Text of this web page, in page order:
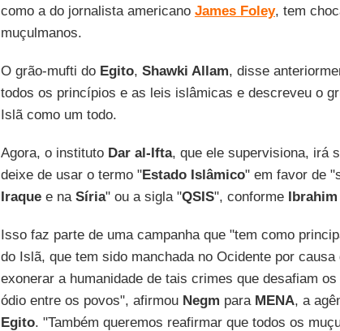
como a do jornalista americano James Foley, tem
muçulmanos.
O grão-mufti do Egito, Shawki Allam, disse
todos os princípios e as leis islâmicas e descreveu o
Islã como um todo.
Agora, o instituto Dar al-Ifta, que ele supervisiona, irá
deixe de usar o termo "Estado Islâmico" em favor de
Iraquee na Síria" ou a sigla "QSIS", conforme Ibrahim
Isso faz parte de uma campanha que "tem como
do Islã, que tem sido manchada no Ocidente por
exonerar a humanidade de tais crimes que desafiam
ódio entre os povos", afirmou Negm para MENA, a
Egito. "Também queremos reafirmar que todos os